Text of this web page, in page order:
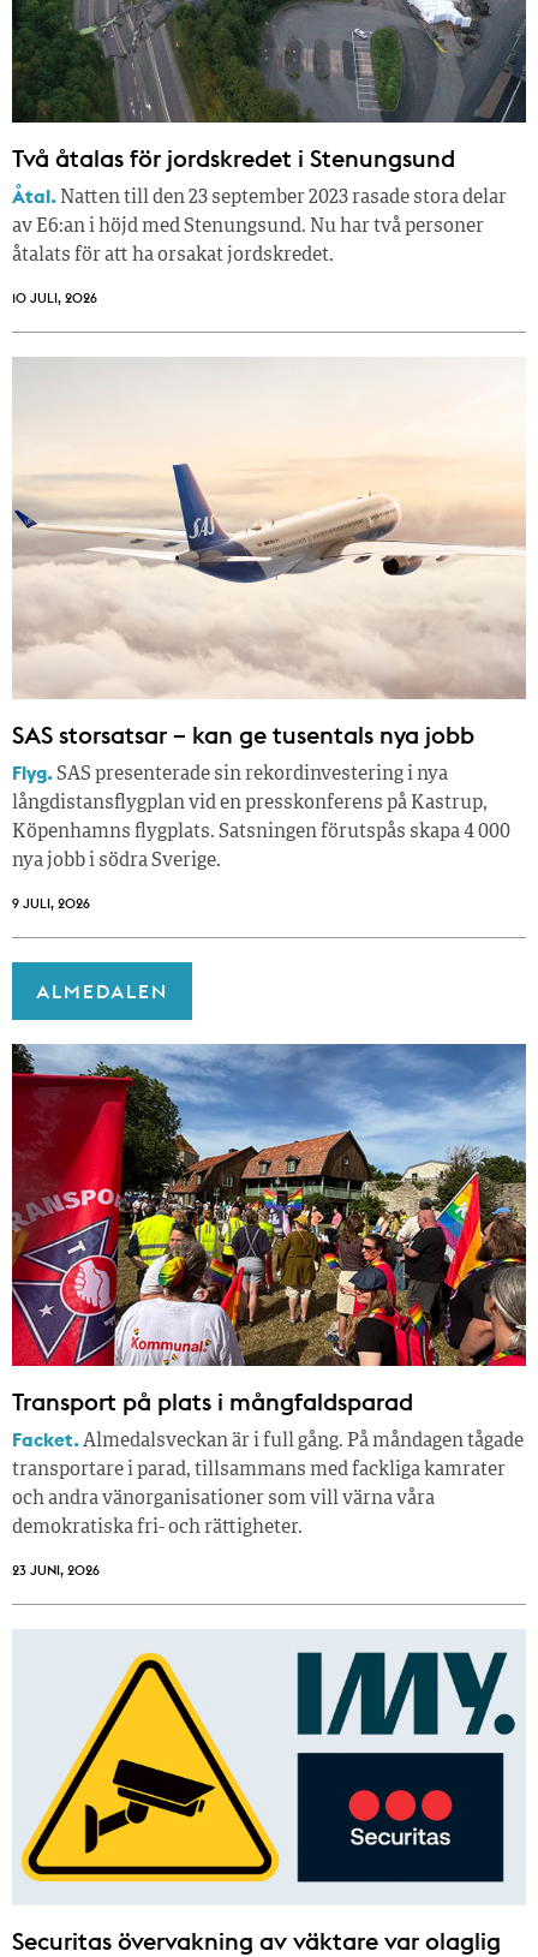
Två åtalas för jordskredet i Stenungsund
Åtal. Natten till den 23 september 2023 rasade stora delar
av E6:an i höjd med Stenungsund. Nu har två personer
åtalats för att ha orsakat jordskredet.
10 JULI, 2026
SAS storsatsar – kan ge tusentals nya jobb
Flyg.SAS presenterade sin rekordinvestering i nya
långdistansflygplan vid en presskonferens på Kastrup,
Köpenhamns flygplats. Satsningen förutspås skapa 4 000
nya jobb i södra Sverige.
9 JULI, 2026
ALMEDALEN
Transport på plats i mångfaldsparad
Facket.Almedalsveckan är i full gång. På måndagen tågade
transportare i parad, tillsammans med fackliga kamrater
och andra vänorganisationer som vill värna våra
demokratiska fri- och rättigheter.
23 JUNI, 2026
Securitas övervakning av väktare var olaglig